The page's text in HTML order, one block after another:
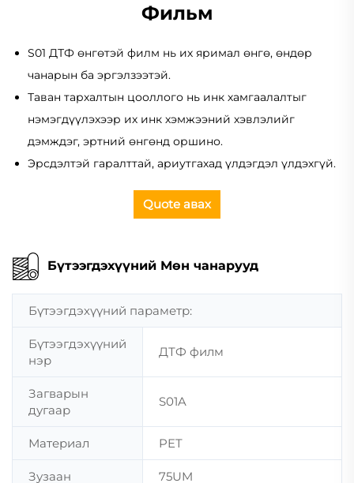
Фильм
S01 ДТФ өнгөтэй филм нь их яримал өнгө, өндөр
чанарын ба эргэлзээтэй.
Таван тархалтын цооллого нь инк хамгаалалтыг
нэмэгдүүлэхээр их инк хэмжээний хэвлэлийг
дэмждэг, эртний өнгөнд оршино.
Эрсдэлтэй гаралттай, ариутгахад үлдэгдэл үлдэхгүй.
Quote авах
Бүтээгдэхүүний Мөн чанарууд
Бүтээгдэхүүний параметр:
Бүтээгдэхүүний
нэр
ДТФ филм
Загварын
дугаар
S01A
Материал PET
Зузаан 75UM